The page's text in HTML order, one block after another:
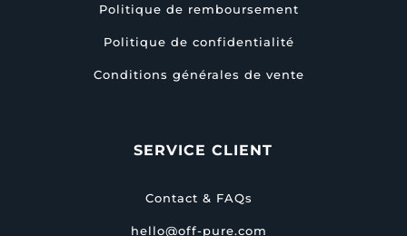
Politique de remboursement
Politique de confidentialité
Conditions générales de vente
SERVICE CLIENT
Contact & FAQs
hello@off-pure.com